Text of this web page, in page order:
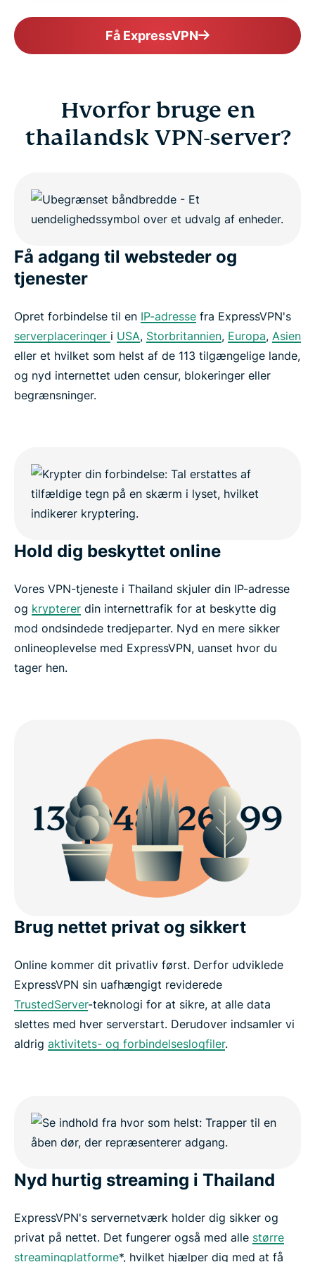
ExpressVPN for all countries
Få ExpressVPN
Hvorfor bruge en
thailandsk VPN-server?
Få adgang til websteder og
tjenester
Opret forbindelse til en IP-adresse fra ExpressVPN's
serverplaceringer i USA, Storbritannien, Europa, Asien
eller et hvilket som helst af de 113 tilgængelige lande,
og nyd internettet uden censur, blokeringer eller
begrænsninger.
Hold dig beskyttet online
Vores VPN-tjeneste i Thailand skjuler din IP-adresse
og krypterer din internettrafik for at beskytte dig
mod ondsindede tredjeparter. Nyd en mere sikker
onlineoplevelse med ExpressVPN, uanset hvor du
tager hen.
Brug nettet privat og sikkert
Online kommer dit privatliv først. Derfor udviklede
ExpressVPN sin uafhængigt reviderede
TrustedServer-teknologi for at sikre, at alle data
slettes med hver serverstart. Derudover indsamler vi
aldrig aktivitets- og forbindelseslogfiler.
Nyd hurtig streaming i Thailand
ExpressVPN's servernetværk holder dig sikker og
privat på nettet. Det fungerer også med alle større
streamingplatforme*, hvilket hjælper dig med at få